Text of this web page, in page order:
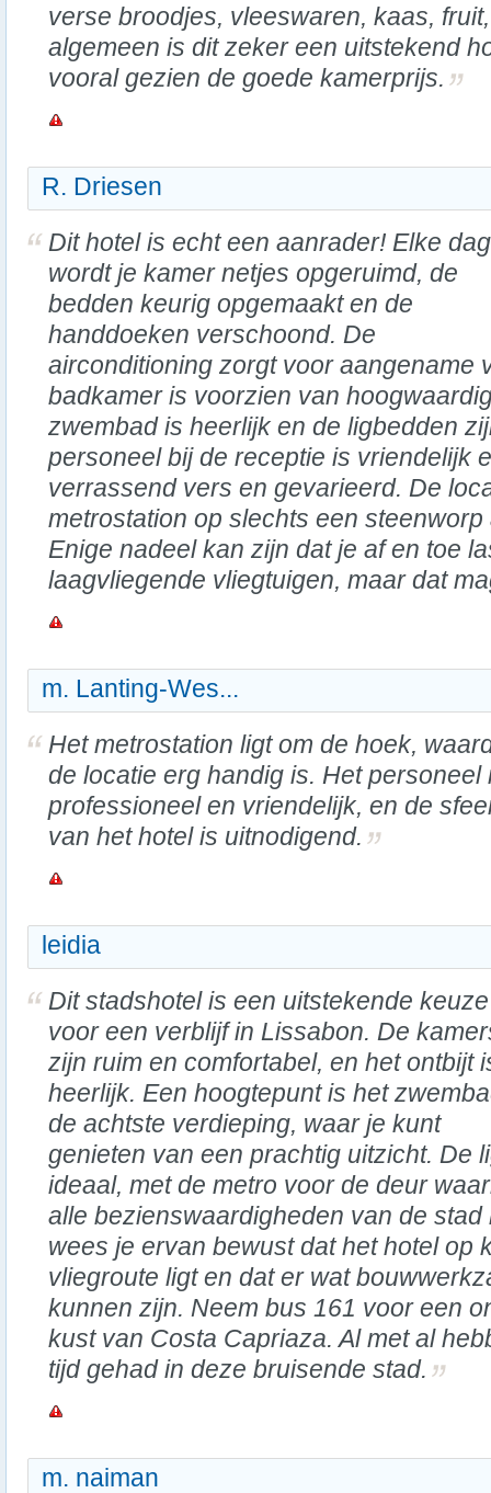
verse broodjes, vleeswaren, kaas,
algemeen is dit zeker een uitstekend
vooral gezien de goede kamerprijs.
R. Driesen
Dit hotel is echt een aanrader! Elke dag
wordt je kamer netjes opgeruimd, de
bedden keurig opgemaakt en de
handdoeken verschoond. De
airconditioning zorgt voor aangename
badkamer is voorzien van
zwembad is heerlijk en de ligbedden
personeel bij de receptie is vriendelijk
verrassend vers en gevarieerd. De
metrostation op slechts een
Enige nadeel kan zijn dat je af en toe
laagvliegende vliegtuigen, maar dat
m. Lanting-Wes...
Het metrostation ligt om de hoek,
de locatie erg handig is. Het personeel
professioneel en vriendelijk, en de
van het hotel is uitnodigend.
leidia
Dit stadshotel is een uitstekende keuze
voor een verblijf in Lissabon. De
zijn ruim en comfortabel, en het ontbijt
heerlijk. Een hoogtepunt is het
de achtste verdieping, waar je kunt
genieten van een prachtig uitzicht. De
ideaal, met de metro voor de deur
alle bezienswaardigheden van de stad
wees je ervan bewust dat het hotel op
vliegroute ligt en dat er wat
kunnen zijn. Neem bus 161 voor een
kust van Costa Capriaza. Al met al
tijd gehad in deze bruisende stad.
m. naiman